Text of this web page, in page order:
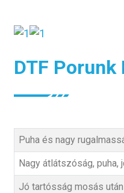
DTF Porunk
Puha és nagy
Nagy átlátszóság, puha,
Jó tartósság mosás után